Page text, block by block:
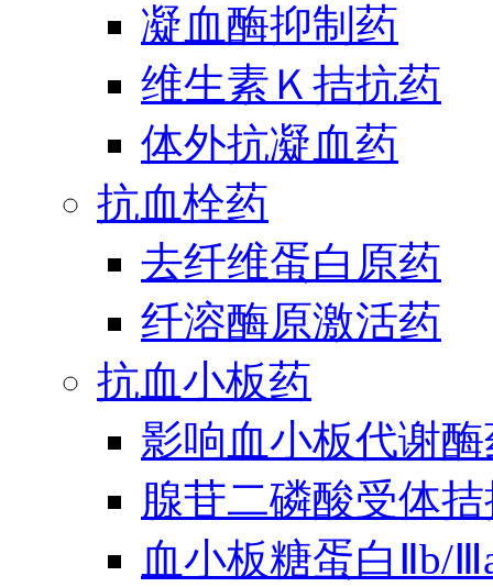
凝血酶抑制药
维生素Ｋ拮抗药
体外抗凝血药
抗血栓药
去纤维蛋白原药
纤溶酶原激活药
抗血小板药
影响血小板代谢
腺苷二磷酸受体
血小板糖蛋白Ⅱb/